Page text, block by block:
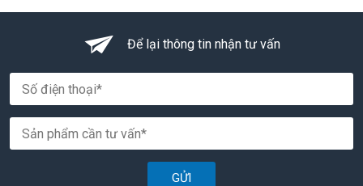
Để lại thông tin nhận tư vấn
GỬI